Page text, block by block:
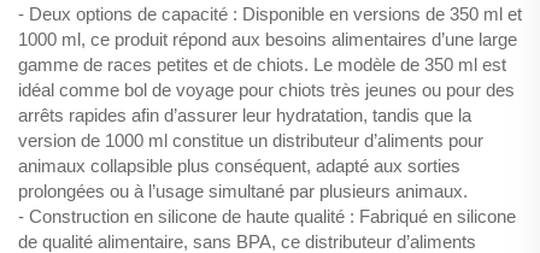
- Deux options de capacité : Disponible en versions de 350 ml et
1000 ml, ce produit répond aux besoins alimentaires d’une large
gamme de races petites et de chiots. Le modèle de 350 ml est
idéal comme bol de voyage pour chiots très jeunes ou pour des
arrêts rapides afin d’assurer leur hydratation, tandis que la
version de 1000 ml constitue un distributeur d’aliments pour
animaux collapsible plus conséquent, adapté aux sorties
prolongées ou à l’usage simultané par plusieurs animaux.
- Construction en silicone de haute qualité : Fabriqué en silicone
de qualité alimentaire, sans BPA, ce distributeur d’aliments